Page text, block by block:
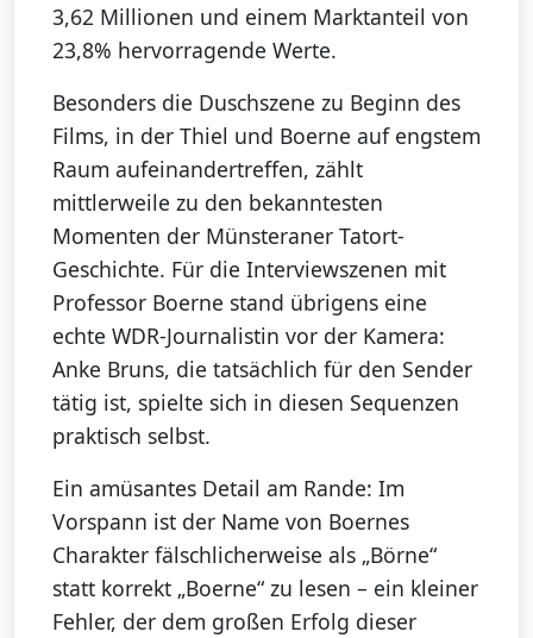
3,62 Millionen und einem Marktanteil von
23,8% hervorragende Werte.
Besonders die Duschszene zu Beginn des
Films, in der Thiel und Boerne auf engstem
Raum aufeinandertreffen, zählt
mittlerweile zu den bekanntesten
Momenten der Münsteraner Tatort-
Geschichte. Für die Interviewszenen mit
Professor Boerne stand übrigens eine
echte WDR-Journalistin vor der Kamera:
Anke Bruns, die tatsächlich für den Sender
tätig ist, spielte sich in diesen Sequenzen
praktisch selbst.
Ein amüsantes Detail am Rande: Im
Vorspann ist der Name von Boernes
Charakter fälschlicherweise als „Börne“
statt korrekt „Boerne“ zu lesen – ein kleiner
Fehler, der dem großen Erfolg dieser